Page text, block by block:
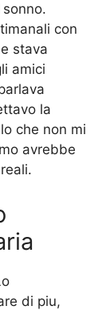
con
stava
amici
la
che non mi
avrebbe
di piu,